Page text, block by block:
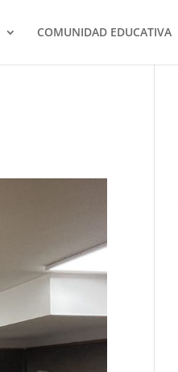
COMUNIDAD EDUCATIVA